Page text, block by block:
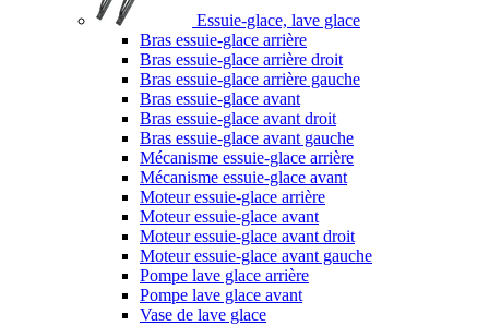
Essuie-glace, lave glace
Bras essuie-glace arrière
Bras essuie-glace arrière droit
Bras essuie-glace arrière gauche
Bras essuie-glace avant
Bras essuie-glace avant droit
Bras essuie-glace avant gauche
Mécanisme essuie-glace arrière
Mécanisme essuie-glace avant
Moteur essuie-glace arrière
Moteur essuie-glace avant
Moteur essuie-glace avant droit
Moteur essuie-glace avant gauche
Pompe lave glace arrière
Pompe lave glace avant
Vase de lave glace